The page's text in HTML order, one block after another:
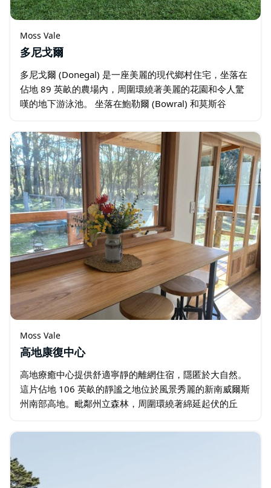
Moss Vale
多尼戈爾
多尼戈爾 (Donegal) 是一座美麗的現代鄉村住宅，坐落在
佔地 89 英畝的農場內，周圍環繞著美麗的花園和令人驚
嘆的地下游泳池。 坐落在鮑勒爾 (Bowral) 和莫斯谷
Moss Vale
高地康復中心
高地療癒中心提供舒適寧靜的離網住宿，隱匿於大自然。
這片佔地 106 英畝的靜謐之地位於風景秀麗的新南威爾斯
州南部高地。毗鄰州立森林，周圍環繞著綿延起伏的丘
休憩之所。 中心的設計旨在促進深度休息…